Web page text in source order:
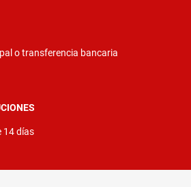
o transferencia bancaria
14 días